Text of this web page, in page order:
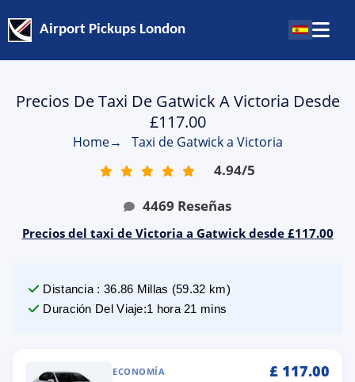
Airport Pickups London
Precios De Taxi De Gatwick A Victoria Desde
£117.00
Home→ Taxi de Gatwick a Victoria
4.94/5
4469 Reseñas
Precios del taxi de Victoria a Gatwick desde £117.00
Distancia : 36.86 Millas (59.32 km)
Duración Del Viaje:1 hora 21 mins
ECONOMÍA £ 117.00